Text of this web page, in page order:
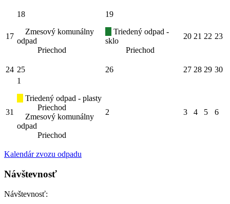
17
18
Zmesový komunálny
odpad
Priechod
19
Triedený odpad -
sklo
Priechod
20 21 22 23
24 25 26 27 28 29 30
31
1
Triedený odpad - plasty
Priechod
Zmesový komunálny
odpad
Priechod
2 3 4 5 6
Kalendár zvozu odpadu
Návštevnosť
Návštevnosť: